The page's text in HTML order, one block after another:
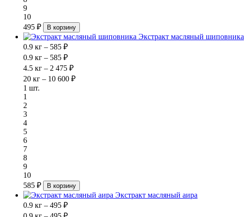
9
10
495 ₽
В корзину
Экстракт масляный шиповника
0.9 кг – 585 ₽
0.9 кг – 585 ₽
4.5 кг – 2 475 ₽
20 кг – 10 600 ₽
1 шт.
1
2
3
4
5
6
7
8
9
10
585 ₽
В корзину
Экстракт масляный аира
0.9 кг – 495 ₽